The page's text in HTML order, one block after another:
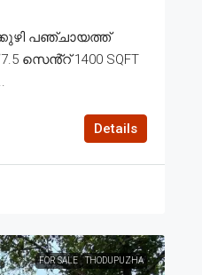
പഞ്ചായത്ത്
സെൻ്റ് 1400 SQFT
Details
FOR SALE THODUPUZHA